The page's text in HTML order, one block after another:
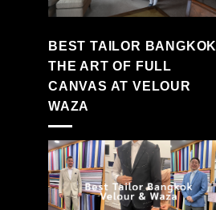
BEST TAILOR BANGKOK
THE ART OF FULL
CANVAS AT VELOUR
WAZA